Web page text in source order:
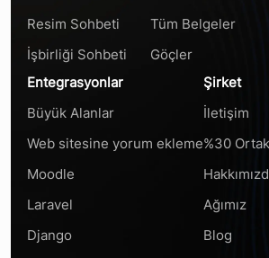
Resim Sohbeti
İşbirliği Sohbeti
Tüm Belgeler
Göçler
Entegrasyonlar
Büyük Alanlar
Web sitesine yorum ekleme
Moodle
Laravel
Django
Şirket
İletişim
%30
Ağımız
Blog